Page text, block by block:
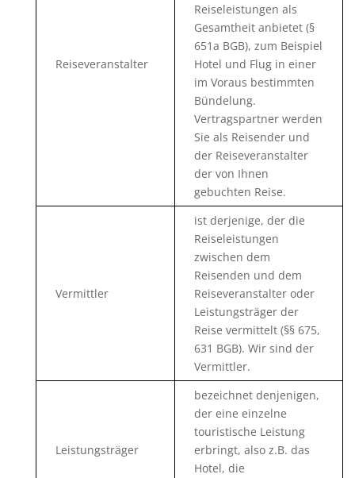
Reiseveranstalter
Reiseleistungen als
Gesamtheit anbietet (§
651a BGB), zum Beispiel
Hotel und Flug in einer
im Voraus bestimmten
Bündelung.
Vertragspartner werden
Sie als Reisender und
der Reiseveranstalter
der von Ihnen
gebuchten Reise.
Vermittler
ist derjenige, der die
Reiseleistungen
zwischen dem
Reisenden und dem
Reiseveranstalter oder
Leistungsträger der
Reise vermittelt (§§ 675,
631 BGB). Wir sind der
Vermittler.
Leistungsträger
bezeichnet denjenigen,
der eine einzelne
touristische Leistung
erbringt, also z.B. das
Hotel, die